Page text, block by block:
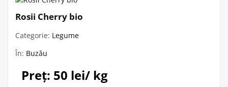
Rosii Cherry bio
Categorie: Legume
În: Buzău
Preț: 50 lei/ kg